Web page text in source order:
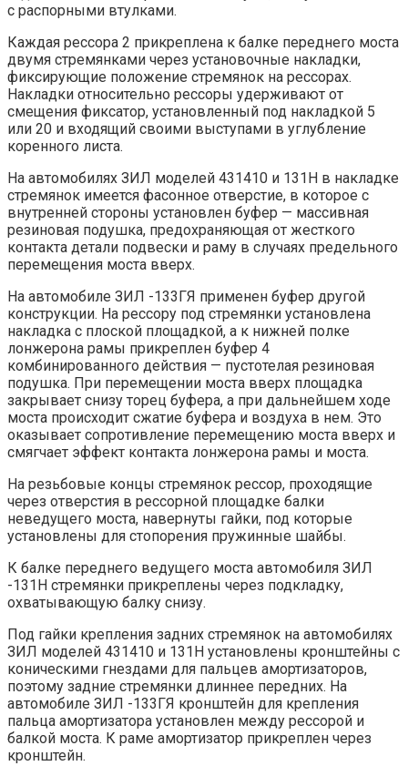
с распорными втулками.
Каждая рессора 2 прикреплена к балке переднего моста
двумя стремянками через установочные накладки,
фиксирующие положение стремянок на рессорах.
Накладки относительно рессоры удерживают от
смещения фиксатор, установленный под накладкой 5
или 20 и входящий своими выступами в углубление
коренного листа.
На автомобилях ЗИЛ моделей 431410 и 131Н в накладке
стремянок имеется фасонное отверстие, в которое с
внутренней стороны установлен буфер — массивная
резиновая подушка, предохраняющая от жесткого
контакта детали подвески и раму в случаях предельного
перемещения моста вверх.
На автомобиле ЗИЛ -133ГЯ применен буфер другой
конструкции. На рессору под стремянки установлена
накладка с плоской площадкой, а к нижней полке
лонжерона рамы прикреплен буфер 4
комбинированного действия — пустотелая резиновая
подушка. При перемещении моста вверх площадка
закрывает снизу торец буфера, а при дальнейшем ходе
моста происходит сжатие буфера и воздуха в нем. Это
оказывает сопротивление перемещению моста вверх и
смягчает эффект контакта лонжерона рамы и моста.
На резьбовые концы стремянок рессор, проходящие
через отверстия в рессорной площадке балки
неведущего моста, навернуты гайки, под которые
установлены для стопорения пружинные шайбы.
К балке переднего ведущего моста автомобиля ЗИЛ
-131Н стремянки прикреплены через подкладку,
охватывающую балку снизу.
Под гайки крепления задних стремянок на автомобилях
ЗИЛ моделей 431410 и 131Н установлены кронштейны с
коническими гнездами для пальцев амортизаторов,
поэтому задние стремянки длиннее передних. На
автомобиле ЗИЛ -133ГЯ кронштейн для крепления
пальца амортизатора установлен между рессорой и
балкой моста. К раме амортизатор прикреплен через
кронштейн.